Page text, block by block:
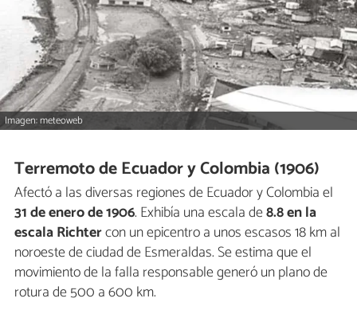
Imagen: meteoweb
Terremoto de Ecuador y Colombia (1906)
Afectó a las diversas regiones de Ecuador y Colombia el
31 de enero de 1906. Exhibía una escala de8.8 en la
escala Richtercon un epicentro a unos escasos 18 km al
noroeste de ciudad de Esmeraldas. Se estima que el
movimiento de la falla responsable generó un plano de
rotura de 500 a 600 km.